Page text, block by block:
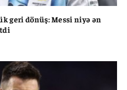
geri dönüş: Messi niyə ən